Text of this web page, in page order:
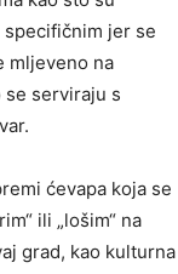
specifičnim jer se
mljeveno na
serviraju s
ćevapa koja se
ili „lošim“ na
grad, kao kulturna